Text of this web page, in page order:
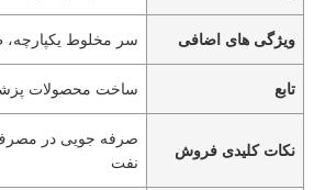
ویژگی های اضافی سر مخلوط یکپارچه،
تابع ساخت محصولات
نکات کلیدی فروش
صرفه جویی در
نفت